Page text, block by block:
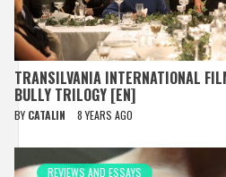
TRANSILVANIA INTERNATIONAL
BULLY TRILOGY [EN]
BY CATALIN 8 YEARS AGO
REVIEWS AND ESSAYS